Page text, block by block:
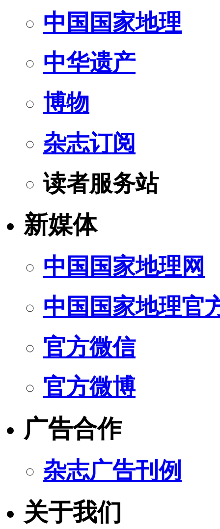
中国国家地理
中华遗产
博物
杂志订阅
读者服务站
新媒体
中国国家地理网
中国国家地理官
官方微信
官方微博
广告合作
杂志广告刊例
关于我们